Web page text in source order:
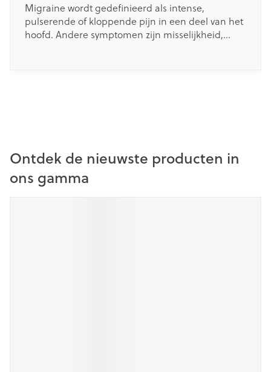
Migraine wordt gedefinieerd als intense,
pulserende of kloppende pijn in een deel van het
hoofd. Andere symptomen zijn misselijkheid,
Ontdek de nieuwste producten in
ons gamma